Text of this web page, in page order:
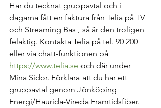
Har du tecknat gruppavtal och i
dagarna fått en faktura från Telia på TV
och Streaming Bas , så är den troligen
felaktig. Kontakta Telia på tel. 90 200
eller via chatt-funktionen på
https://www.telia.se och där under
Mina Sidor. Förklara att du har ett
gruppavtal genom Jönköping
Energi/Haurida-Vireda Framtidsfiber.